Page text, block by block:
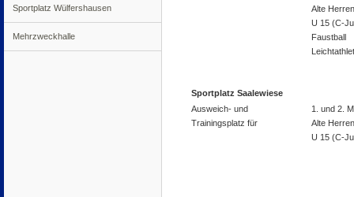
Sportplatz Wülfershausen
Mehrzweckhalle
Alte Herren
U 15 (C-
Faustball
Sportplatz Saalewiese
Ausweich- und
Trainingsplatz für
1. und 2.
Alte Herren
U 15 (C-